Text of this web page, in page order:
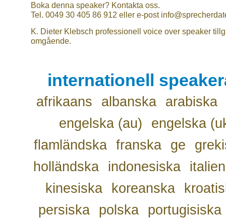
Boka denna speaker? Kontakta oss.
Tel. 0049 30 405 86 912 eller e-post
K. Dieter Klebsch professionell voice over speaker
omgående.
internationell
afrikaans albanska
arabiska
engelska (au)
engelska
flamländska franska ge
holländska
indonesiska
kinesiska
koreanska
persiska
polska
portugisiska